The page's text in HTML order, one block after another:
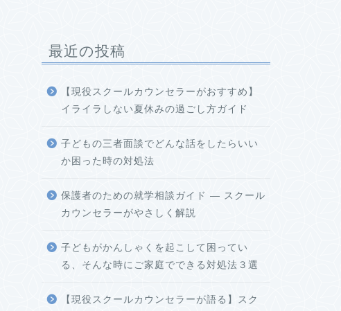
最近の投稿
【現役スクールカウンセラーがおすすめ】
イライラしない夏休みの過ごし方ガイド
子どもの三者面談でどんな話をしたらいい
か困った時の対処法
保護者のための就学相談ガイド ― スクール
カウンセラーがやさしく解説
子どもがかんしゃくを起こして困ってい
る、そんな時にご家庭でできる対処法３選
【現役スクールカウンセラーが語る】スク